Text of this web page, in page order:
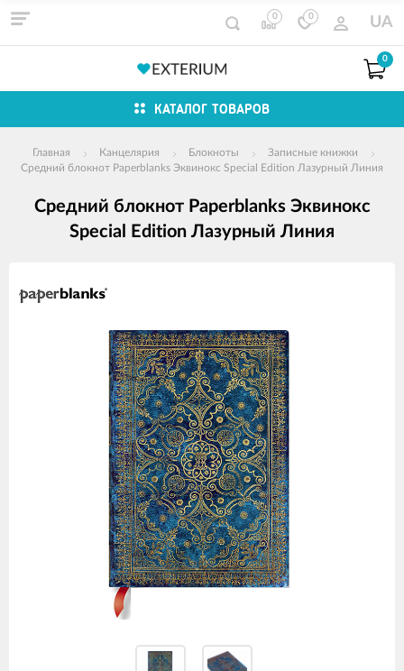
0 0 UA
0
КАТАЛОГ ТОВАРОВ
Главная Канцелярия Блокноты
Записные книжки
Средний блокнот Paperblanks Эквинокс Special Edition Лазурный Линия
Средний блокнот Paperblanks Эквинокс
Special Edition Лазурный Линия
товаров